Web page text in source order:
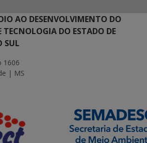
AO DESENVOLVIMENTO DO
TECNOLOGIA DO ESTADO DE
SUL
1606
| MS